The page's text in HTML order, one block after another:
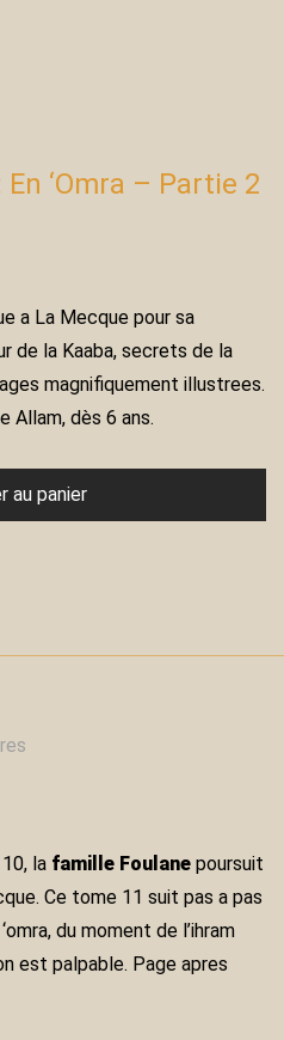
‘Omra – Partie 2
a La Mecque pour sa
de la Kaaba, secrets de la
magnifiquement illustrees.
Allam, dès 6 ans.
au panier
la famille Foulane poursuit
Ce tome 11 suit pas a pas
du moment de l’ihram
est palpable. Page apres